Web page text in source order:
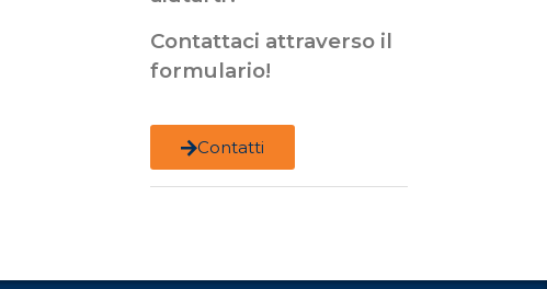
Contattaci attraverso il
formulario!
Contatti